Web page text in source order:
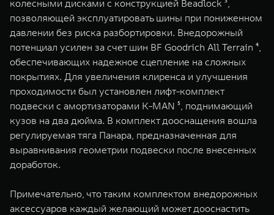
Масштаб возможностей
от 6 449 000 ₽
Масштаб
от 8 099
колесными дисками с конструкцией Beadlock ³,
позволяющей эксплуатировать шины при пониженном
давлении без риска разбортировки. Внедорожный
потенциал усилен за счет шин BF Goodrich All Terrain ⁴,
обеспечивающих надежное сцепление на сложных
покрытиях. Для увеличения клиренса и улучшения
проходимости был установлен лифт-комплект
подвески с амортизаторами K-MAN ⁵, поднимающий
кузов на два дюйма. В комплект дооснащения вошла
регулируемая тяга Панара, предназначенная для
выравнивания геометрии подвески после внесенных
доработок.
Примечательно, что таким комплектом внедорожных
аксессуаров каждый желающий может дооснастить